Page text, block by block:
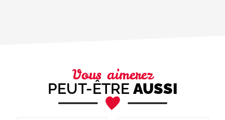
Vous aimerez
PEUT-ÊTRE AUSSI